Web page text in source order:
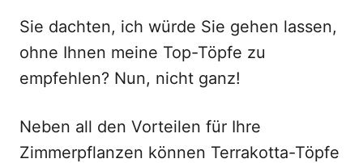
Sie dachten, ich würde Sie gehen lassen,
ohne Ihnen meine Top-Töpfe zu
empfehlen? Nun, nicht ganz!
Neben all den Vorteilen für Ihre
Zimmerpflanzen können Terrakotta-Töpfe